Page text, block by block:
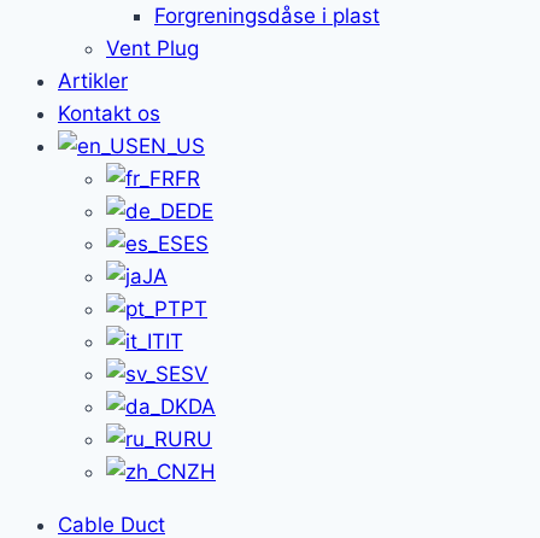
Forgreningsdåse i plast
Vent Plug
Artikler
Kontakt os
EN_US
FR
DE
ES
JA
PT
IT
SV
DA
RU
ZH
Cable Duct